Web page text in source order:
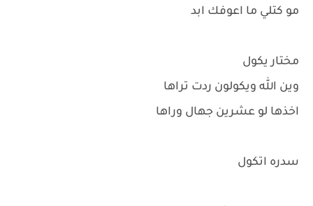
مو كتلي ما اعوفك ابد
مختار يكول
وين الله ويكولون ردت تراها
اخذها لو عشرين جهال وراها
سدره اتكول